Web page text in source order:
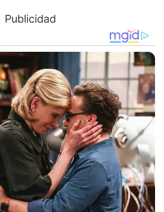
Publicidad